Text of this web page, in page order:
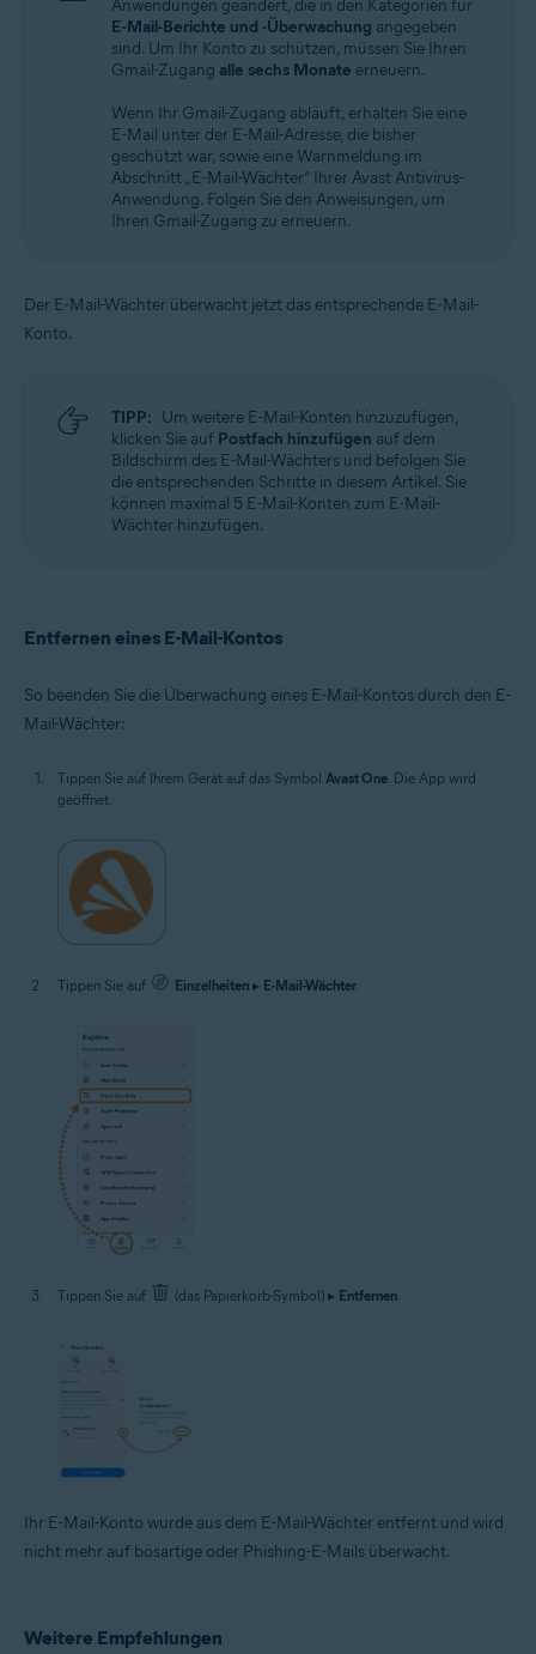
Anwendungen geändert, die in den Kategorien für
E-Mail-Berichte und -Überwachung angegeben
sind. Um Ihr Konto zu schützen, müssen Sie Ihren
Gmail-Zugang alle sechs Monate erneuern.
Wenn Ihr Gmail-Zugang abläuft, erhalten Sie eine
E-Mail unter der E-Mail-Adresse, die bisher
geschützt war, sowie eine Warnmeldung im
Abschnitt „E-Mail-Wächter“ Ihrer Avast Antivirus-
Anwendung. Folgen Sie den Anweisungen, um
Ihren Gmail-Zugang zu erneuern.
Der E-Mail-Wächter überwacht jetzt das entsprechende E-Mail-
Konto.
TIPP: Um weitere E-Mail-Konten hinzuzufügen,
klicken Sie auf Postfach hinzufügen auf dem
Bildschirm des E-Mail-Wächters und befolgen Sie
die entsprechenden Schritte in diesem Artikel. Sie
können maximal 5 E-Mail-Konten zum E-Mail-
Wächter hinzufügen.
Entfernen eines E-Mail-Kontos
So beenden Sie die Überwachung eines E-Mail-Kontos durch den E-
Mail-Wächter:
Tippen Sie auf Ihrem Gerät auf das Symbol Avast One . Die App wird
geöffnet.
Tippen Sie auf Einzelheiten ▸ E-Mail-Wächter
Tippen Sie auf (das Papierkorb-Symbol) ▸ Entfernen.
Ihr E-Mail-Konto wurde aus dem E-Mail-Wächter entfernt und wird
nicht mehr auf bösartige oder Phishing-E-Mails überwacht.
Weitere Empfehlungen